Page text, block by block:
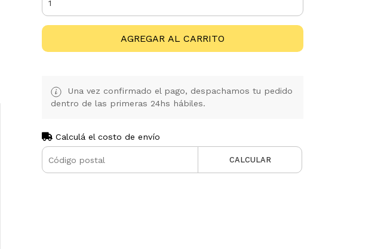
AGREGAR AL CARRITO
Una vez confirmado el pago, despachamos tu pedido
dentro de las primeras 24hs hábiles.
Calculá el costo de envío
CALCULAR